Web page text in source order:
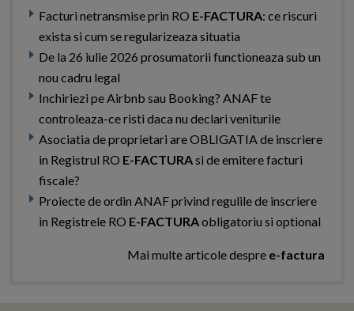
Facturi netransmise prin RO E-FACTURA: ce riscuri
exista si cum se regularizeaza situatia
De la 26 iulie 2026 prosumatorii functioneaza sub un
nou cadru legal
Inchiriezi pe Airbnb sau Booking? ANAF te
controleaza-ce risti daca nu declari veniturile
Asociatia de proprietari are OBLIGATIA de inscriere
in Registrul RO E-FACTURAsi de emitere facturi
fiscale?
Proiecte de ordin ANAF privind regulile de inscriere
in Registrele RO E-FACTURAobligatoriu si optional
Mai multe articole despre e-factura